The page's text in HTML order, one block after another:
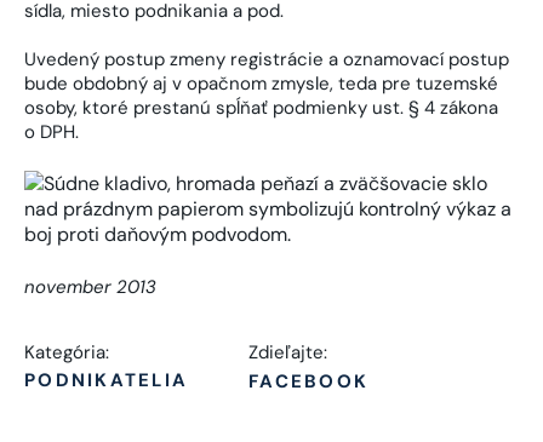
sídla, miesto podnikania a pod.
Uvedený postup zmeny registrácie a oznamovací postup
bude obdobný aj v opačnom zmysle, teda pre tuzemské
osoby, ktoré prestanú spĺňať podmienky ust. § 4 zákona
o DPH.
november 2013
Kategória:
PODNIKATELIA
Zdieľajte:
FACEBOOK